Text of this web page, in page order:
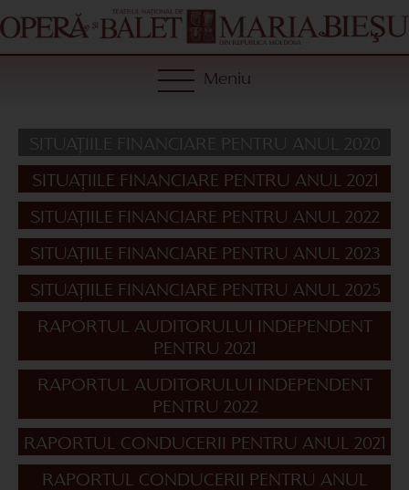
Meniu
SITUAȚIILE FINANCIARE PENTRU ANUL 2020
SITUAȚIILE FINANCIARE PENTRU ANUL 2021
SITUAȚIILE FINANCIARE PENTRU ANUL 2022
SITUAȚIILE FINANCIARE PENTRU ANUL 2023
SITUAȚIILE FINANCIARE PENTRU ANUL 2025
RAPORTUL AUDITORULUI INDEPENDENT
PENTRU 2021
RAPORTUL AUDITORULUI INDEPENDENT
PENTRU 2022
RAPORTUL CONDUCERII PENTRU ANUL 2021
RAPORTUL CONDUCERII PENTRU ANUL